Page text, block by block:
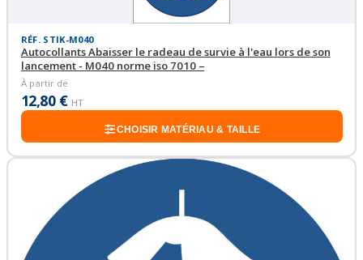
RÉF. STIK-M040
Autocollants Abaisser le radeau de survie à l'eau lors de son
lancement - M040 norme iso 7010 –
À partir de
12,80 € HT
CHOISIR MATÉRIAU & TAILLE